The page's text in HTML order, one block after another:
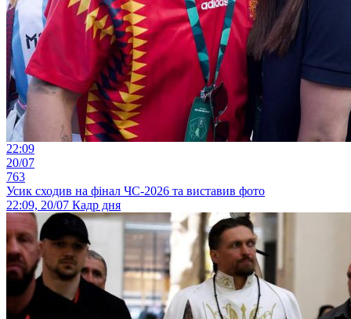
22:09
20/07
763
Усик сходив на фінал ЧС-2026 та виставив фото
22:09, 20/07 Кадр дня